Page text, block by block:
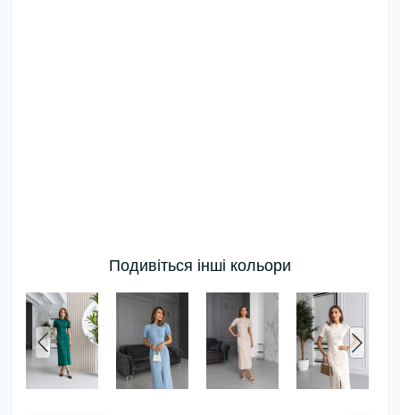
Подивіться інші кольори